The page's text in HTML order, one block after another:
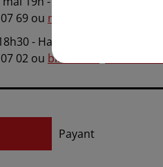
69 ou
- Halle au Blé
02 ou billetterie@mairie-
Payant